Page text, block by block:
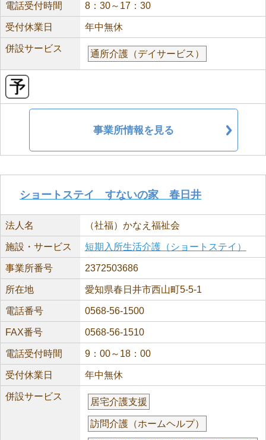
電話受付時間 8：30～17：30
受付休業日 年中無休
併設サービス
通所介護（デイサービス）
事業所情報を見る
ショートステイ すないの家 春日井
法人名 （社福）かなえ福祉会
施設・サービス 短期入所生活介護（ショートステイ）
事業所番号 2372503686
所在地 愛知県春日井市西山町5-5-1
電話番号 0568-56-1500
FAX番号 0568-56-1510
電話受付時間 9：00～18：00
受付休業日 年中無休
併設サービス
居宅介護支援
訪問介護（ホームヘルプ）